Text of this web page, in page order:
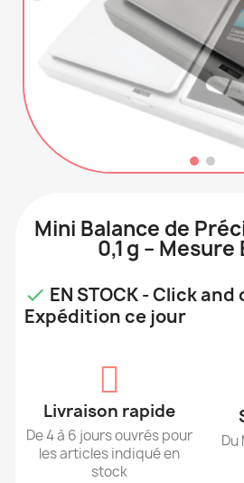
Mini Balance de
0,1 g – Mesure
 EN STOCK - Click
Expédition ce jour
Livraison rapide
De 4 à 6 jours ouvrés pour
les articles indiqué en
stock
Du